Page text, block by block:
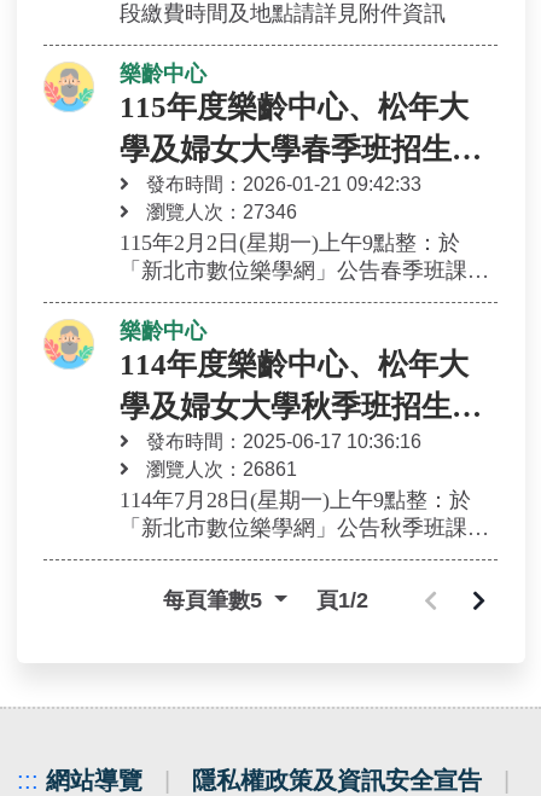
段繳費時間及地點請詳見附件資訊
樂齡中心
115年度樂齡中心、松年大
學及婦女大學春季班招生作
業期程
發布時間：2026-01-21 09:42:33
瀏覽人次：27346
115年2月2日(星期一)上午9點整：於
「新北市數位樂學網」公告春季班課程
115年2月9日(星期一)上午9點整至2月13
日(星期五)中午12點整：新北市數位樂
學網第一階段線上報名(請點選「課程資
訊」，於開放報名時間內，下方會有報
名選項)。
115年2月13日(星期五)下午2點整：新北
市數位樂學網公告線上報名錄取名單
115年2月23日(星期一)至2月25日(星期
三)：正取生繳費(詳細繳費時間請見新
115年2月26日(星期四)中午12時：新北
115年3月2日(星期一)：第二階段現場報
餘額始開放現場報名名額遞補)
樂齡中心
114年度樂齡中心、松年大
學及婦女大學秋季班招生作
業期程
發布時間：2025-06-17 10:36:16
瀏覽人次：26861
114年7月28日(星期一)上午9點整：於
「新北市數位樂學網」公告秋季班課程
114年8月11日(星期一)上午9點整至8月
15日(星期五)中午12點整：新北市數位
樂學網第一階段線上報名(請點選「課程
報名選項)。
114年8月18日(星期一)至8月20日(星期
每頁筆數5 頁1/2
::: 網站導覽 隱私權政策及資訊安全宣告